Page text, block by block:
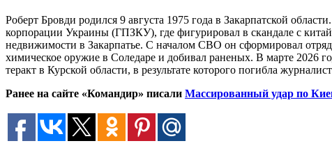
Роберт Бровди родился 9 августа 1975 года в Закарпатской
корпорации Украины (ГПЗКУ), где фигурировал в скандале с
недвижимости в Закарпатье. С началом СВО он сформировал
химическое оружие в Соледаре и добивал раненых. В марте 2026
теракт в Курской области, в результате которого погибла
Ранее на сайте «Командир» писали Массированный удар по